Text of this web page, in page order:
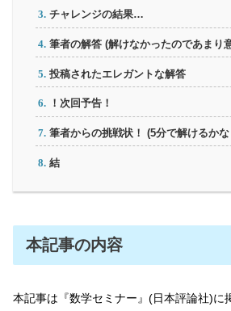
チャレンジの結果…
筆者の解答 (解けなかったのであまり
投稿されたエレガントな解答
！次回予告！
筆者からの挑戦状！ (5分で解けるかな
結
本記事の内容
本記事は『数学セミナー』(日本評論社)に